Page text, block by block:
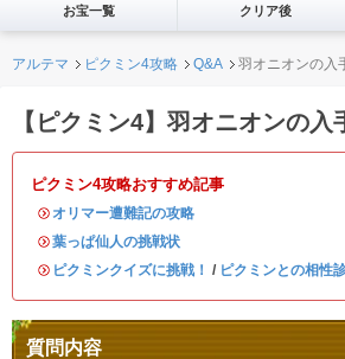
お宝一覧 クリア後
アルテマ ピクミン4攻略 Q&A 羽オニオンの入
【ピクミン4】羽オニオンの入
ピクミン4攻略おすすめ記事
・ オリマー遭難記の攻略
・葉っぱ仙人の挑戦状
・ ピクミンクイズに挑戦！ / ピクミンとの相性
質問内容